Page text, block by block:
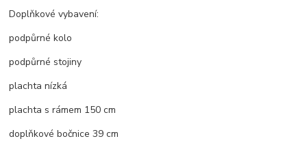
Doplňkové vybavení:
podpůrné kolo
podpůrné stojiny
plachta nízká
plachta s rámem 150 cm
doplňkové bočnice 39 cm